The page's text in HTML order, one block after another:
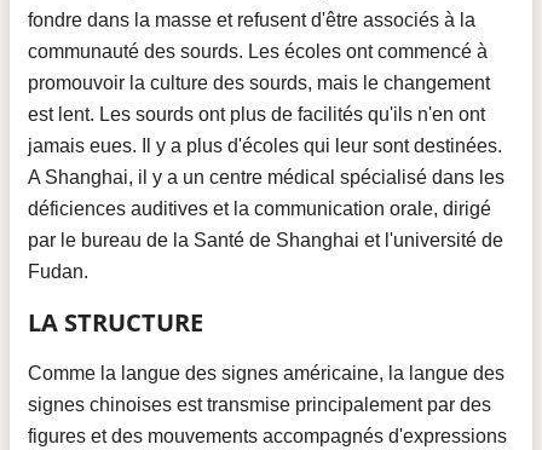
fondre dans la masse et refusent d'être associés à la
communauté des sourds. Les écoles ont commencé à
promouvoir la culture des sourds, mais le changement
est lent. Les sourds ont plus de facilités qu'ils n'en ont
jamais eues. Il y a plus d'écoles qui leur sont destinées.
A Shanghai, il y a un centre médical spécialisé dans les
déficiences auditives et la communication orale, dirigé
par le bureau de la Santé de Shanghai et l'université de
Fudan.
LA STRUCTURE
Comme la langue des signes américaine, la langue des
signes chinoises est transmise principalement par des
figures et des mouvements accompagnés d'expressions